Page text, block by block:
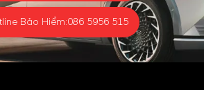
Bảo Hiểm:086 5956 515